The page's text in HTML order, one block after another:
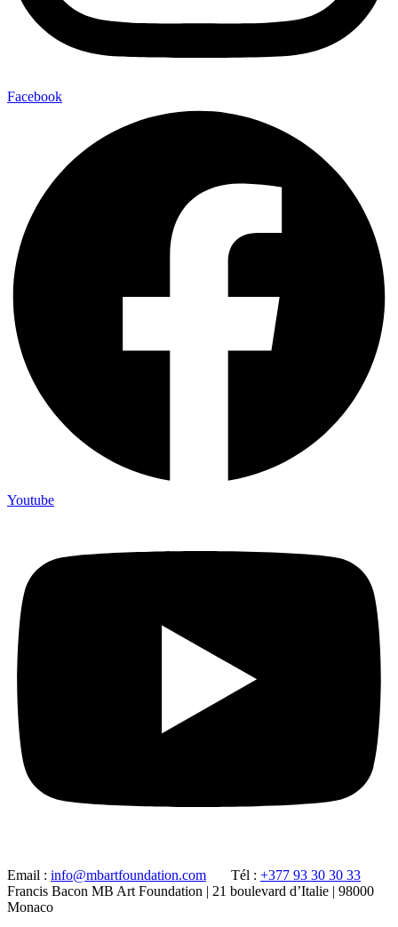
Facebook
Youtube
Email : info@mbartfoundation.com Tél : +377 93 30 30 33
Francis Bacon MB Art Foundation | 21 boulevard d’Italie | 98000
Monaco